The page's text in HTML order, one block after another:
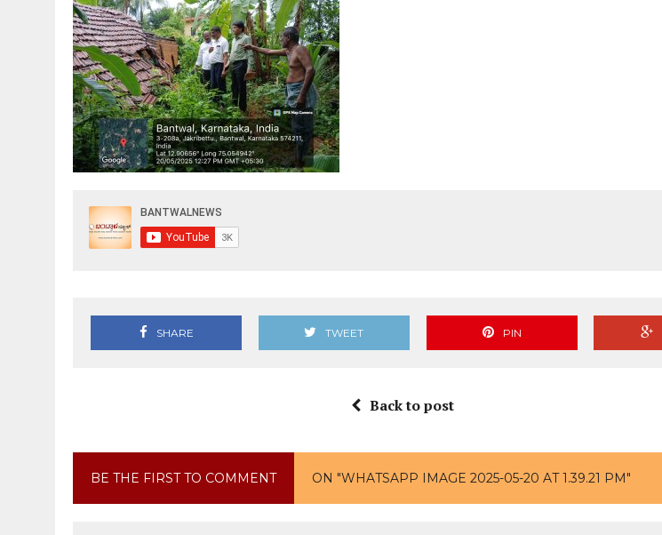
SHARE TWEET PIN
Back to post
BE THE FIRST TO COMMENT ON "WHATSAPP IMAGE 2025-05-20 AT 1.39.21 PM"